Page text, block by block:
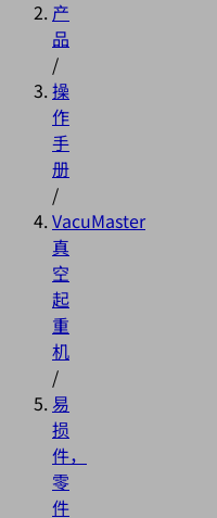
产
品
/
操
作
手
册
/
VacuMaster
真
空
起
重
机
/
易
损
件，
零
件